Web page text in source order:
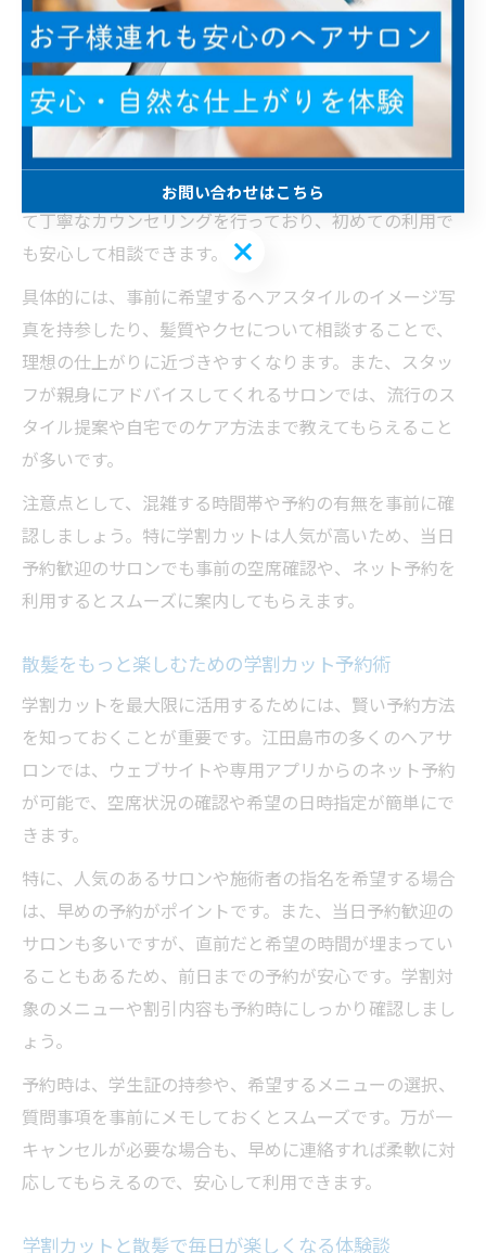
合わせると安心です。
学割散髪の安心サポートや相談のコツを紹介
学割での散髪を利用する際、安心して任せられるサポー
ト体制が整っているサロンを選ぶことが大切です。江田
島市の多くのヘアサロンでは、学生の悩みや要望に応じ
て丁寧なカウンセリングを行っており、初めての利用で
も安心して相談できます。
具体的には、事前に希望するヘアスタイルのイメージ写
真を持参したり、髪質やクセについて相談することで、
理想の仕上がりに近づきやすくなります。また、スタッ
フが親身にアドバイスしてくれるサロンでは、流行のス
タイル提案や自宅でのケア方法まで教えてもらえること
が多いです。
注意点として、混雑する時間帯や予約の有無を事前に確
認しましょう。特に学割カットは人気が高いため、当日
予約歓迎のサロンでも事前の空席確認や、ネット予約を
利用するとスムーズに案内してもらえます。
散髪をもっと楽しむための学割カット予約術
学割カットを最大限に活用するためには、賢い予約方法
を知っておくことが重要です。江田島市の多くのヘアサ
ロンでは、ウェブサイトや専用アプリからのネット予約
が可能で、空席状況の確認や希望の日時指定が簡単にで
きます。
特に、人気のあるサロンや施術者の指名を希望する場合
は、早めの予約がポイントです。また、当日予約歓迎の
サロンも多いですが、直前だと希望の時間が埋まってい
ることもあるため、前日までの予約が安心です。学割対
象のメニューや割引内容も予約時にしっかり確認しまし
ょう。
予約時は、学生証の持参や、希望するメニューの選択、
質問事項を事前にメモしておくとスムーズです。万が一
キャンセルが必要な場合も、早めに連絡すれば柔軟に対
応してもらえるので、安心して利用できます。
学割カットと散髪で毎日が楽しくなる体験談
お問い合わせはこちら
お問い合わせはこちら